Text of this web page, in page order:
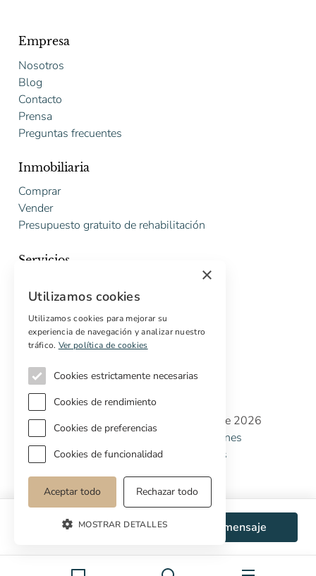
WhatsApp Enviar mensaje
Empresa
Nosotros
Blog
Contacto
Prensa
Preguntas frecuentes
Inmobiliaria
Comprar
Vender
Presupuesto gratuito de rehabilitación
Servicios
Compradores internacionales
Propiedades off-market
Servicios para compradores
Copyright © Cottage Properties Real Estate 2026
Política de Privacidad
Terminos y Condiciones
Política de CookiesPreferencias de cookies
×
Utilizamos cookies
Utilizamos cookies para mejorar su
experiencia de navegación y analizar nuestro
tráfico. Ver política de cookies
Cookies estrictamente necesarias
Cookies de rendimiento
Cookies de preferencias
Cookies de funcionalidad
Aceptar todo Rechazar todo
MOSTRAR DETALLES